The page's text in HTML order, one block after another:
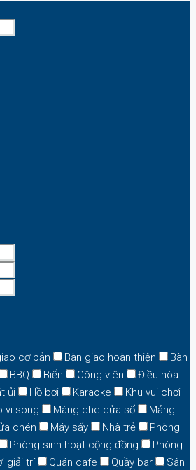
cơ bản Bàn giao hoàn thiện
Bàn
BBQ Biển Công viên
Điều hòa
ủi Hồ bơi Karaoke
Khu vui chơi
vi song Màng che cửa sổ
Mảng
chén Máy sấy Nhà trẻ
Phòng
Phòng sinh hoạt cộng đồng
Phòng
giải trí Quán cafe Quầy bar
Sân